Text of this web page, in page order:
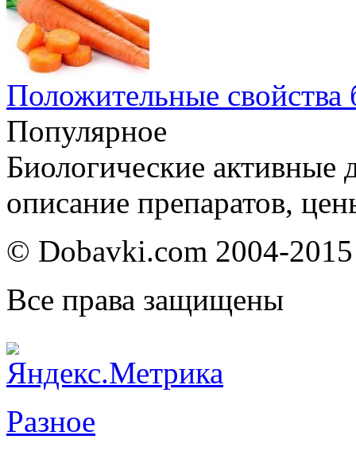
Положительные свойства
Популярное
Биологические активные
описание препаратов,
© Dobavki.com 2004-2015
Все права защищены
Разное